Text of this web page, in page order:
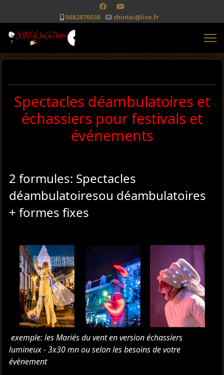
0682876036 shintai@live.fr
Spectacles déambulatoires et
échassiers pour festivals et
événements
2 formules: Spectacles
déambulatoiresou déambulatoires
+ formes fixes
exemple: les Mariés du vent en version échassiers
lumineux - 3x30 mn ou selon les besoins de votre
évènement